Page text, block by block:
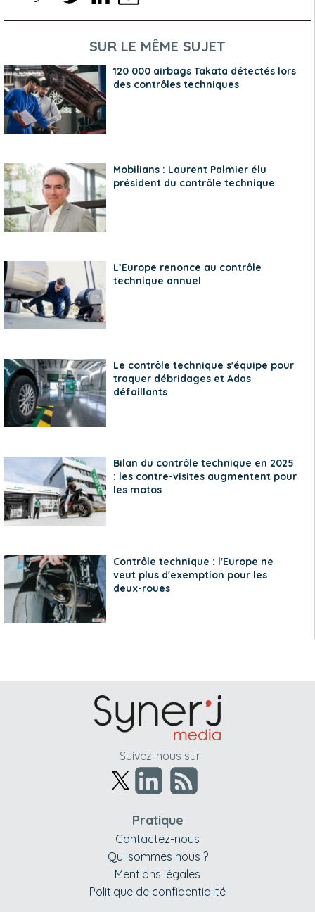
SUR LE MÊME SUJET
120 000 airbags Takata détectés lors
des contrôles techniques
Mobilians : Laurent Palmier élu
président du contrôle technique
L’Europe renonce au contrôle
technique annuel
Le contrôle technique s'équipe pour
traquer débridages et Adas
défaillants
Bilan du contrôle technique en 2025
: les contre-visites augmentent pour
les motos
Contrôle technique : l'Europe ne
veut plus d'exemption pour les
deux-roues
Suivez-nous sur
Pratique
Contactez-nous
Qui sommes nous ?
Mentions légales
Politique de confidentialité